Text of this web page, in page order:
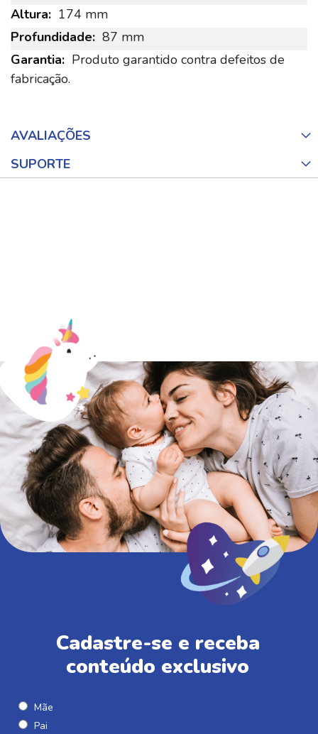
174 mm
87 mm
Produto garantido contra defeitos de
fabricação.
AVALIAÇÕES
SUPORTE
Cadastre-se e receba
conteúdo exclusivo
Mãe
Pai